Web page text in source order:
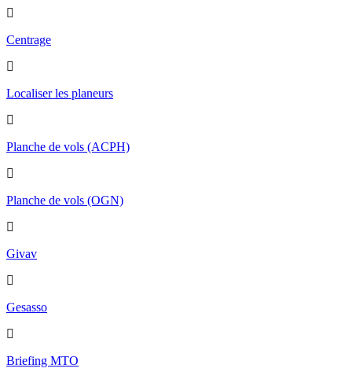
Centrage
Localiser les planeurs
Planche de vols (ACPH)
Planche de vols (OGN)
Givav
Gesasso
Briefing MTO